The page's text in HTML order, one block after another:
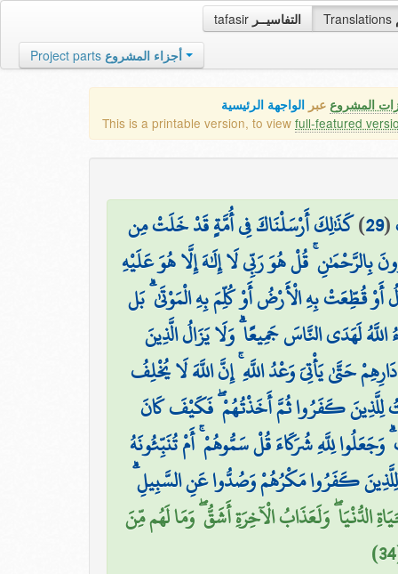
tafasir التفاسيــر Translations
Project parts أجزاء المشروع
المشروع عبر الواجهة الرئيسية
This is a printable version, to view full-featured
(
29
)كَذَٰلِكَ أَرْسَلْنَاكَ فِي أُمَّةٍ قَدْ خَلَتْ مِن
بِالرَّحْمَٰنِ ۚ قُلْ هُوَ رَبِّي لَا إِلَٰهَ إِلَّا هُوَ عَلَيْهِ
أَوْ قُطِّعَتْ بِهِ الْأَرْضُ أَوْ كُلِّمَ بِهِ الْمَوْتَىٰ ۗ بَل
لَهَدَى النَّاسَ جَمِيعًا ۗ وَلَا يَزَالُ الَّذِينَ
حَتَّىٰ يَأْتِيَ وَعْدُ اللَّهِ ۚ إِنَّ اللَّهَ لَا يُخْلِفُ
لِلَّذِينَ كَفَرُوا ثُمَّ أَخَذْتُهُمْ ۖ فَكَيْفَ كَانَ
لِلَّهِ شُرَكَاءَ قُلْ سَمُّوهُمْ ۚ أَمْ تُنَبِّئُونَهُ
كَفَرُوا مَكْرُهُمْ وَصُدُّوا عَنِ السَّبِيلِ
الدُّنْيَا ۖ وَلَعَذَابُ الْآخِرَةِ أَشَقُّ ۖ وَمَا لَهُم مِّنَ